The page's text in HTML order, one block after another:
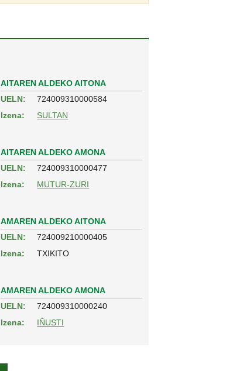
AITAREN ALDEKO AITONA
UELN:
724009310000584
Izena:
SULTAN
AITAREN ALDEKO AMONA
UELN:
724009310000477
Izena:
MUTUR-ZURI
AMAREN ALDEKO AITONA
UELN:
724009210000405
Izena:
TXIKITO
AMAREN ALDEKO AMONA
UELN:
724009310000240
Izena:
IÑUSTI